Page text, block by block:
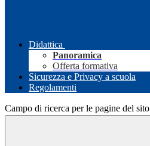
Didattica
Panoramica
Offerta formativa
Sicurezza e Privacy a scuola
Regolamenti
Campo di ricerca per le pagine del sito